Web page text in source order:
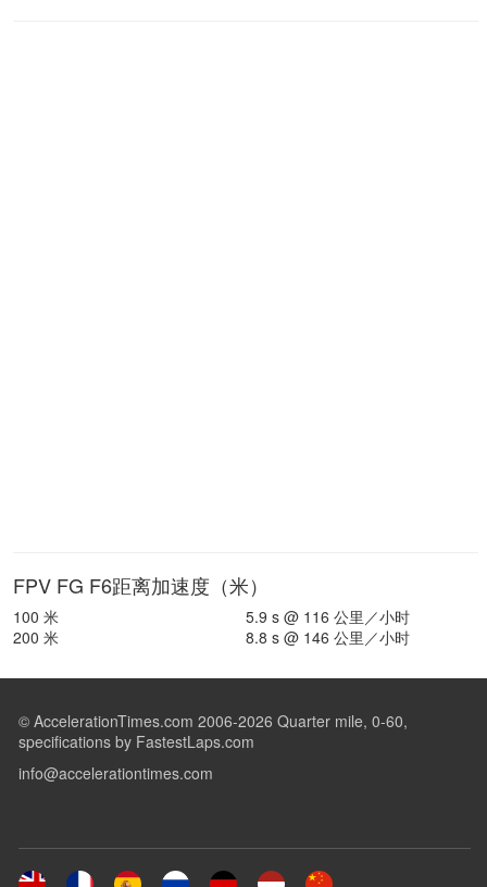
FPV FG F6距离加速度（米）
100 米
5.9 s @ 116 公里／小时
200 米
8.8 s @ 146 公里／小时
© AccelerationTimes.com 2006-2026 Quarter mile, 0-60,
specifications by FastestLaps.com
info@accelerationtimes.com